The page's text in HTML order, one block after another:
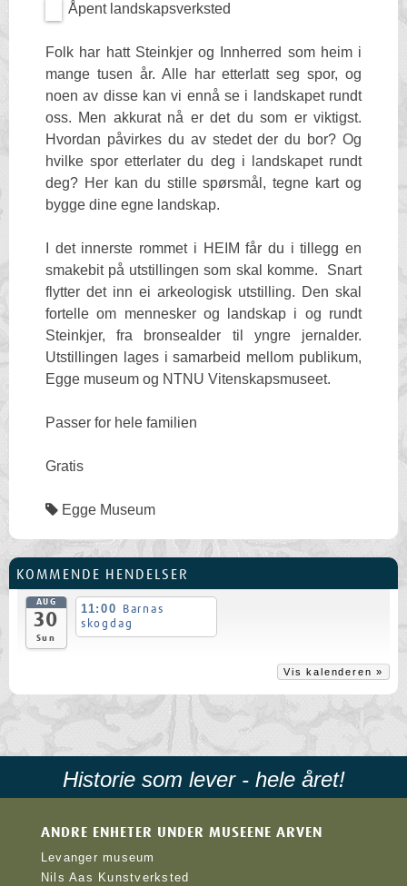
Åpent landskapsverksted
Folk har hatt Steinkjer og Innherred som heim i
mange tusen år. Alle har etterlatt seg spor, og
noen av disse kan vi ennå se i landskapet rundt
oss. Men akkurat nå er det du som er viktigst.
Hvordan påvirkes du av stedet der du bor? Og
hvilke spor etterlater du deg i landskapet rundt
deg? Her kan du stille spørsmål, tegne kart og
bygge dine egne landskap.
I det innerste rommet i HEIM får du i tillegg en
smakebit på utstillingen som skal komme. Snart
flytter det inn ei arkeologisk utstilling. Den skal
fortelle om mennesker og landskap i og rundt
Steinkjer, fra bronsealder til yngre jernalder.
Utstillingen lages i samarbeid mellom publikum,
Egge museum og NTNU Vitenskapsmuseet.
Passer for hele familien
Gratis
Egge Museum
KOMMENDE HENDELSER
AUG
30
Sun
11:00
Barnas
skogdag
Vis kalenderen »
Historie som lever - hele året!
ANDRE ENHETER UNDER MUSEENE ARVEN
Levanger museum
Nils Aas Kunstverksted